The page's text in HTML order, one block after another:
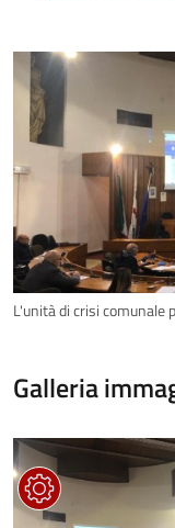
L'unità di crisi comunale
Galleria